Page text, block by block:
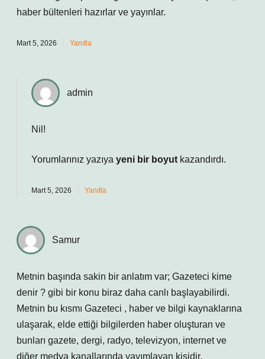
haber bültenleri hazırlar ve yayınlar.
Mart 5, 2026 Yanıtla
admin
Nil!
Yorumlarınız yazıya yeni bir boyut kazandırdı.
Mart 5, 2026 Yanıtla
Samur
Metnin başında sakin bir anlatım var; Gazeteci kime
denir ? gibi bir konu biraz daha canlı başlayabilirdi.
Metnin bu kısmı Gazeteci , haber ve bilgi kaynaklarına
ulaşarak, elde ettiği bilgilerden haber oluşturan ve
bunları gazete, dergi, radyo, televizyon, internet ve
diğer medya kanallarında yayımlayan kişidir.